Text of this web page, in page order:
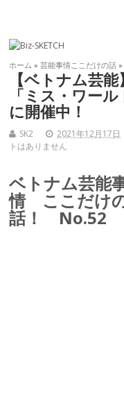
ホーム »芸能事情ここだけの話
【ベトナム芸能】
「ミス・ワー
に開催中！
SK2 2021年12月17日
トはありません
ベトナム芸能
情 ここだけ
話！ No.52